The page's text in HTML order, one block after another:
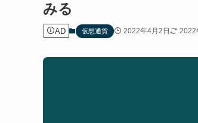
みる
AD 仮想通貨 2022年4月2日 2022